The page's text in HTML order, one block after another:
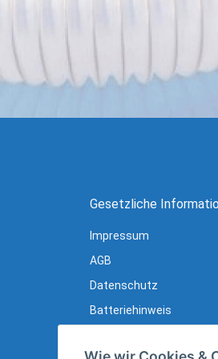
Gesetzliche
Impressum
AGB
Datenschutz
Batteriehinweis